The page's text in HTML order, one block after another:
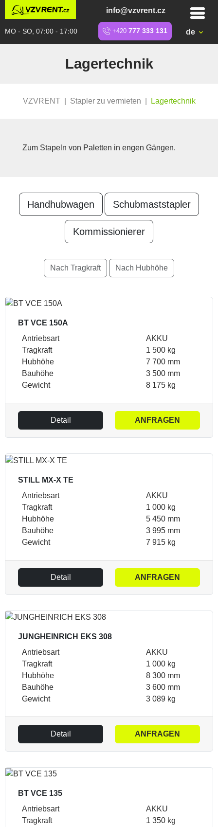
info@vzvrent.cz
MO - SO, 07:00 - 17:00 +420 777 333 131 de
Lagertechnik
VZVRENT| Stapler zu vermieten Lagertechnik
Zum Stapeln von Paletten in engen Gängen.
Handhubwagen Schubmaststapler
Kommissionierer
Nach Tragkraft Nach Hubhöhe
BT VCE 150A
Antriebsart
AKKU
Tragkraft
1 500 kg
Hubhöhe
7 700 mm
Bauhöhe
3 500 mm
Gewicht
8 175 kg
Detail ANFRAGEN
STILL MX-X TE
Antriebsart
AKKU
Tragkraft
1 000 kg
Hubhöhe
5 450 mm
Bauhöhe
3 995 mm
Gewicht
7 915 kg
Detail ANFRAGEN
JUNGHEINRICH EKS 308
Antriebsart
AKKU
Tragkraft
1 000 kg
Hubhöhe
8 300 mm
Bauhöhe
3 600 mm
Gewicht
3 089 kg
Detail ANFRAGEN
BT VCE 135
Antriebsart
AKKU
Tragkraft
1 350 kg